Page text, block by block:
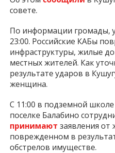
совете.
По информации громады,
23:00. Российские КАБы
инфраструктуры, жилые
местных жителей. Как
результате ударов в
женщина.
С 11:00 в подземной
поселке Балабино
принимают заявления от
поврежденном в
обстрелов имуществе.